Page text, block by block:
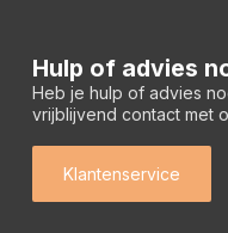
Hulp of advies
Heb je hulp of advies
vrijblijvend contact met
Klantenservice